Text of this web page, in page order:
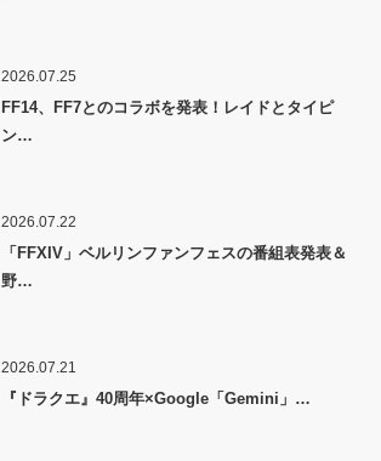
2026.07.25
FF14、FF7とのコラボを発表！レイドとタイピ
ン…
2026.07.22
「FFXIV」ベルリンファンフェスの番組表発表＆
野…
2026.07.21
『ドラクエ』40周年×Google「Gemini」…